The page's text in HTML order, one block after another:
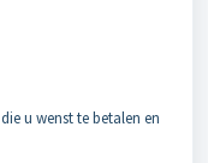
die u wenst te betalen en